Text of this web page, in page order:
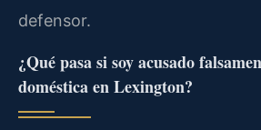
defensor.
¿Qué pasa si soy acusado
doméstica en Lexington?